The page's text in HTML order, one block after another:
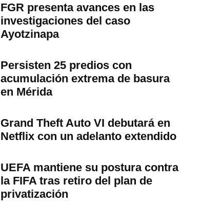
FGR presenta avances en las
investigaciones del caso
Ayotzinapa
Persisten 25 predios con
acumulación extrema de basura
en Mérida
Grand Theft Auto VI debutará en
Netflix con un adelanto extendido
UEFA mantiene su postura contra
la FIFA tras retiro del plan de
privatización